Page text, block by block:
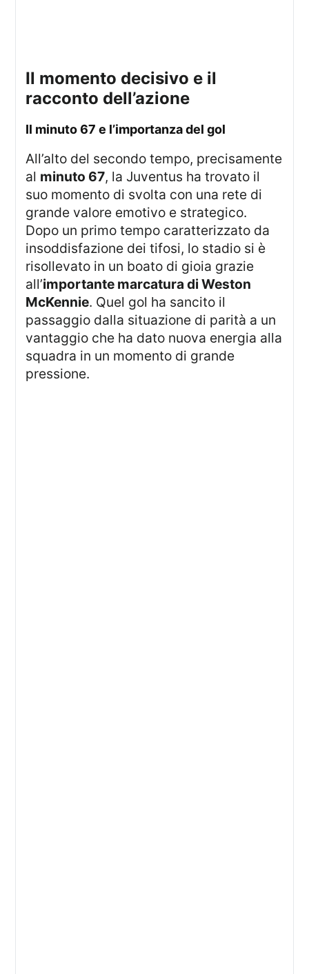
Il momento decisivo e il
racconto dell’azione
Il minuto 67 e l’importanza del gol
All’alto del secondo tempo, precisamente
al minuto 67, la Juventus ha trovato il
suo momento di svolta con una rete di
grande valore emotivo e strategico.
Dopo un primo tempo caratterizzato da
insoddisfazione dei tifosi, lo stadio si è
risollevato in un boato di gioia grazie
all’importante marcatura di Weston
McKennie. Quel gol ha sancito il
passaggio dalla situazione di parità a un
vantaggio che ha dato nuova energia alla
squadra in un momento di grande
pressione.